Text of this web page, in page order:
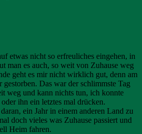
etwas nicht so erfreuliches eingehen, in
man es auch, so weit von Zuhause weg
geht es mir nicht wirklich gut, denn am
Das war der schlimmste Tag
weg und kann nichts tun, ich konnte
ihn ein letztes mal drücken.
ein Jahr in einem anderen Land zu
doch vieles was Zuhause passiert und
Heim fahren.